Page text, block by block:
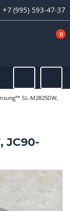
+7 (995) 593-47-37
0
SL-M2825DW,
JC90-